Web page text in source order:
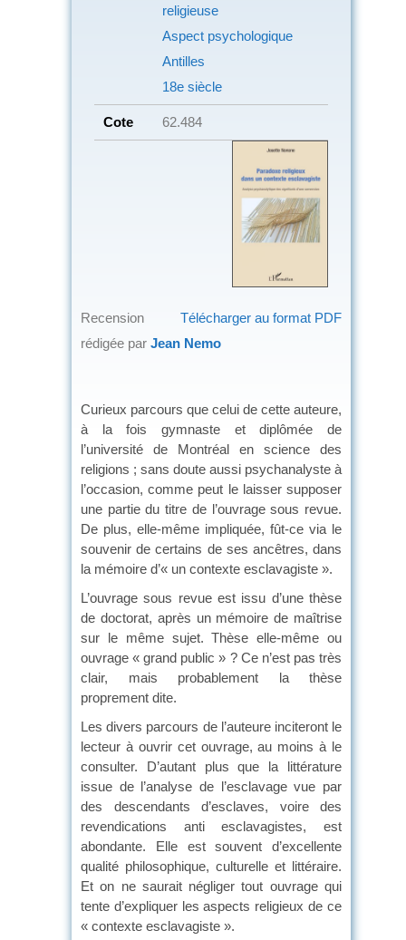
religieuse
Aspect psychologique
Antilles
18e siècle
Cote 62.484
Télécharger au format PDF
Recension
rédigée par Jean Nemo
Curieux parcours que celui de cette auteure,
à la fois gymnaste et diplômée de
l’université de Montréal en science des
religions ; sans doute aussi psychanalyste à
l’occasion, comme peut le laisser supposer
une partie du titre de l’ouvrage sous revue.
De plus, elle-même impliquée, fût-ce via le
souvenir de certains de ses ancêtres, dans
la mémoire d’« un contexte esclavagiste ».
L’ouvrage sous revue est issu d’une thèse
de doctorat, après un mémoire de maîtrise
sur le même sujet. Thèse elle-même ou
ouvrage « grand public » ? Ce n’est pas très
clair, mais probablement la thèse
proprement dite.
Les divers parcours de l’auteure inciteront le
lecteur à ouvrir cet ouvrage, au moins à le
consulter. D’autant plus que la littérature
issue de l’analyse de l’esclavage vue par
des descendants d’esclaves, voire des
revendications anti esclavagistes, est
abondante. Elle est souvent d’excellente
qualité philosophique, culturelle et littéraire.
Et on ne saurait négliger tout ouvrage qui
tente d’expliquer les aspects religieux de ce
« contexte esclavagiste ».